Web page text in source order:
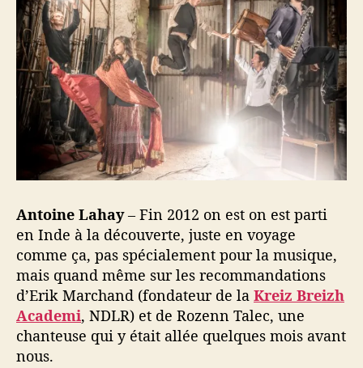
Antoine Lahay– Fin 2012 on est on est parti
en Inde à la découverte, juste en voyage
comme ça, pas spécialement pour la musique,
mais quand même sur les recommandations
d’Erik Marchand (fondateur de la Kreiz Breizh
Academi, NDLR) et de Rozenn Talec, une
chanteuse qui y était allée quelques mois avant
nous.